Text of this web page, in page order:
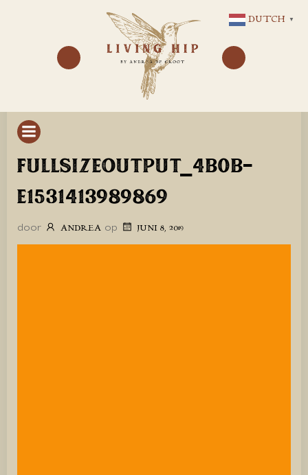
NAAR
DE
INHOUD
FULLSIZEOUTPUT_4B0B-
E1531413989869
door ANDREA op JUNI 8, 2019
DUTCH ▼